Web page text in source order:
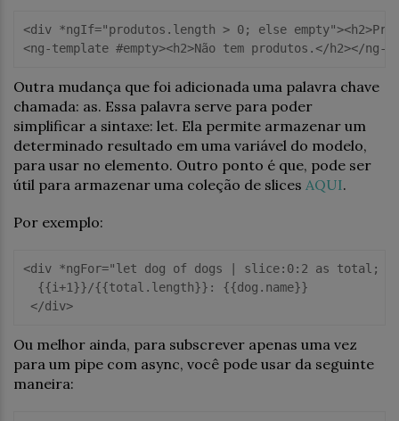
<div *ngIf="produtos.length > 0; else
<ng-template #empty><h2>Não tem produtos.</h2></ng-
Outra mudança que foi adicionada uma palavra chave
chamada: as. Essa palavra serve para poder
simplificar a sintaxe: let. Ela permite armazenar um
determinado resultado em uma variável do modelo,
para usar no elemento. Outro ponto é que, pode ser
útil para armazenar uma coleção de slices AQUI.
Por exemplo:
<div *ngFor="let dog of dogs | slice:0:2 as total;
  {{i+1}}/{{total.length}}: {{dog.name}}
</div>
Ou melhor ainda, para subscrever apenas uma vez
para um pipe com async, você pode usar da seguinte
maneira: